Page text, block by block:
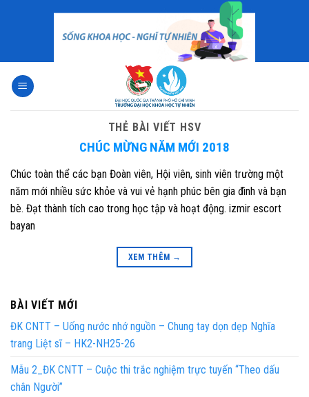
THẺ BÀI VIẾT HSV
CHÚC MỪNG NĂM MỚI 2018
Chúc toàn thể các bạn Đoàn viên, Hội viên, sinh viên trường một
năm mới nhiều sức khỏe và vui vẻ hạnh phúc bên gia đình và bạn
bè. Đạt thành tích cao trong học tập và hoạt động. izmir escort
bayan
XEM THÊM →
BÀI VIẾT MỚI
ĐK CNTT – Uống nước nhớ nguồn – Chung tay dọn dẹp Nghĩa
trang Liệt sĩ – HK2-NH25-26
Mẫu 2_ĐK CNTT – Cuộc thi trắc nghiệm trực tuyến “Theo dấu
chân Người”